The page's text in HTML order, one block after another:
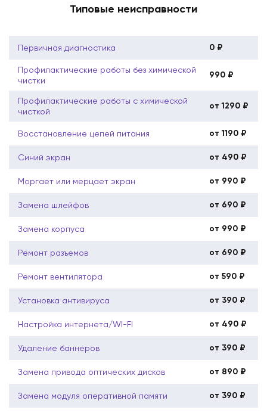
Типовые неисправности
Первичная диагностика 0 ₽
Профилактические работы без химической
чистки
990 ₽
Профилактические работы с химической
чисткой
от 1290 ₽
Восстановление цепей питания от 1190 ₽
Синий экран от 490 ₽
Моргает или мерцает экран от 990 ₽
Замена шлейфов от 690 ₽
Замена корпуса от 990 ₽
Ремонт разъемов от 690 ₽
Ремонт вентилятора от 590 ₽
Установка антивируса от 390 ₽
Настройка интернета/WI-FI от 490 ₽
Удаление баннеров от 390 ₽
Замена привода оптических дисков от 890 ₽
Замена модуля оперативной памяти от 390 ₽